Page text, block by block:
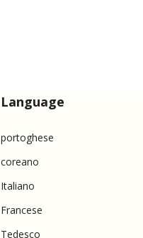
Language
portoghese
coreano
Italiano
Francese
Tedesco